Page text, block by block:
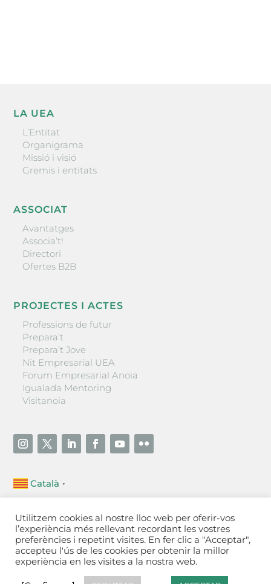
LA UEA
L’Entitat
Organigrama
Missió i visió
Gremis i entitats
ASSOCIAT
Avantatges
Associa’t!
Directori
Ofertes B2B
PROJECTES I ACTES
Professions de futur
Prepara’t
Prepara’t Jove
Nit Empresarial UEA
Forum Empresarial Anoia
Igualada Mentoring
Visitanoia
Català ▼
Unió Empresarial de l’Anoia (UEA)
Ctra. de Manresa, 131, 08700 – Igualada(Barcelona)
Tel 93 805 22 92
Contactar
de cookies [Configurar]
Utilitzem cookies al nostre lloc web per oferir-vos
l’experiència més rellevant recordant les vostres
preferències i repetint visites. En fer clic a "Acceptar",
accepteu l'ús de les cookies per obtenir la millor
experiència en les visites a la nostra web.